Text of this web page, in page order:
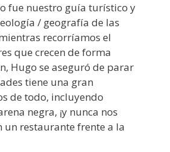
fue nuestro guía turístico y
/ geografía de las
recorríamos el
que crecen de forma
Hugo se aseguró de parar
tiene una gran
de todo, incluyendo
negra, ¡y nunca nos
un restaurante frente a la